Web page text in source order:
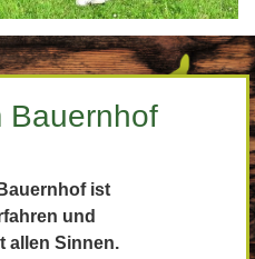
Bauernhof
ist
und
allen Sinnen.